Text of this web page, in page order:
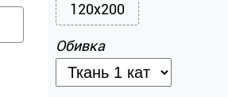
120x200
Обивка